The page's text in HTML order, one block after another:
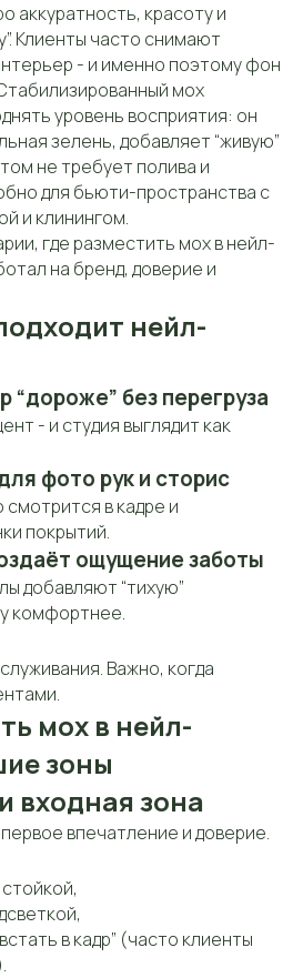
аккуратность, красоту и
Клиенты часто снимают
- и именно поэтому фон
мох
уровень восприятия: он
зелень, добавляет “живую”
не требует полива и
для бьюти-пространства с
и клинингом.
где разместить мох в нейл-
на бренд, доверие и
нейл-
“дороже” без перегруза
- и студия выглядит как
фото рук и сторис
в кадре и
покрытий.
ощущение заботы
добавляют “тихую”
комфортнее.
Важно, когда
мох в нейл-
зоны
входная зона
впечатление и доверие.
в кадр” (часто клиенты